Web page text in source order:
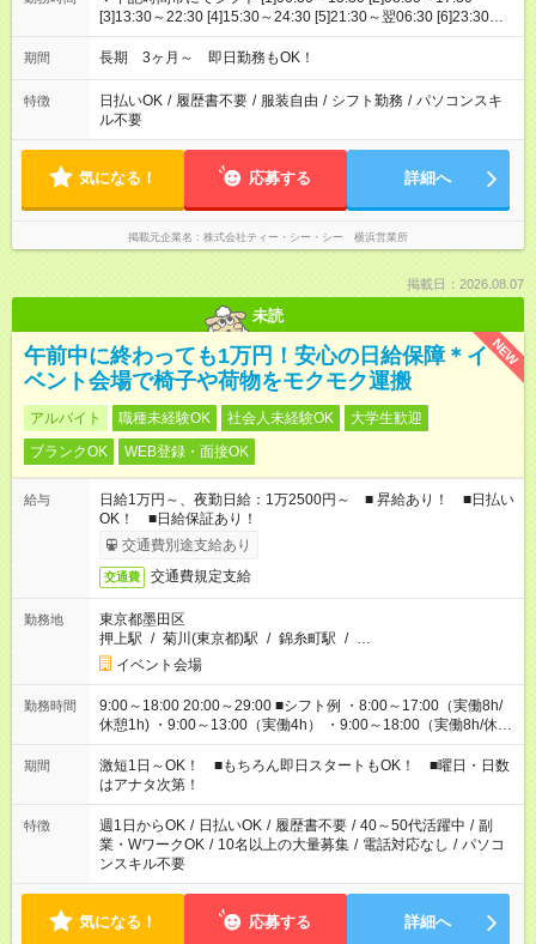
[3]13:30～22:30 [4]15:30～24:30 [5]21:30～翌06:30 [6]23:30～
翌08:30 ※実働8時間／休憩60分 ※時間帯の中から固定勤務も可
能です
期間 長期 3ヶ月～ 即日勤務もOK！
特徴 日払いOK / 履歴書不要 / 服装自由 / シフト勤務 / パソコンスキ
ル不要
気になる！ 応募する 詳細へ
掲載元企業名 株式会社ティー・シー・シー 横浜営業所
掲載日：2026.08.07
未読
NEW
午前中に終わっても1万円！安心の日給保障＊イ
ベント会場で椅子や荷物をモクモク運搬
アルバイト 職種未経験OK 社会人未経験OK
大学生歓迎
ブランクOK
WEB登録・面接OK
給与
日給1万円～、夜勤日給：1万2500円～ ■ 昇給あり！ ■日払い
OK！ ■日給保証あり！
交通費別途支給あり
交通費 交通費規定支給
勤務地
東京都墨田区
押上駅 / 菊川(東京都)駅 / 錦糸町駅 / …
イベント会場
勤務時間
9:00～18:00 20:00～29:00 ■シフト例 ・8:00～17:00（実働8h/
休憩1h) ・9:00～13:00（実働4h） ・9:00～18:00（実働8h/休憩
1h) ・13:00～17:00（実働4h) ・21:00～翌5:00（実働7h/休憩
1h) など 作業時間は4h～8hで現場により変動あり！ 早く終わ
っても日給保証！ シフトはお気軽にご相談ください♪
期間
激短1日～OK！ ■もちろん即日スタートもOK！ ■曜日・日数
はアナタ次第！
特徴 週1日からOK / 日払いOK / 履歴書不要 / 40～50代活躍中 / 副
業・WワークOK / 10名以上の大量募集 / 電話対応なし / パソコ
ンスキル不要
気になる！ 応募する 詳細へ